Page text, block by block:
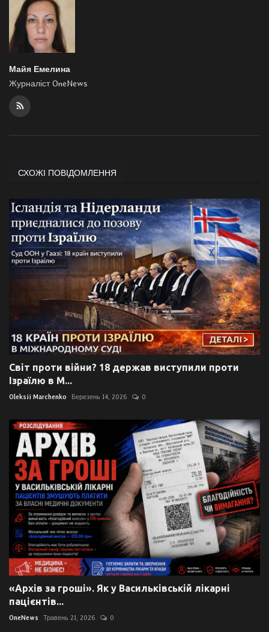
Майя Емелина
Журналіст OneNews
СХОЖІ ПОВІДОМЛЕННЯ
Світ проти війни? 18 держав виступили проти
Ізраїлю в М...
Oleksii Marchenko Березень 14, 2026 0
«Архів за гроші». Як у Васильківській лікарні
пацієнтів...
OneNews Травень 21, 2026 0